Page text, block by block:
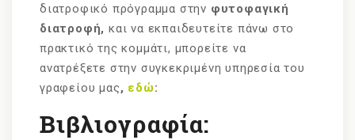
διατροφικό πρόγραμμα στην φυτοφαγική
διατροφή, και να εκπαιδευτείτε πάνω στο
πρακτικό της κομμάτι, μπορείτε να
ανατρέξετε στην συγκεκριμένη υπηρεσία του
γραφείου μας, εδώ:
Βιβλιογραφία: